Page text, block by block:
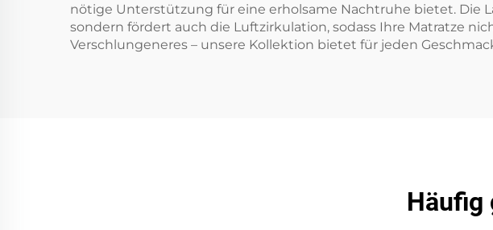
nötige Unterstützung für eine erholsame Nachtruhe bietet. Die
sondern fördert auch die Luftzirkulation, sodass Ihre Matratze
Verschlungeneres – unsere Kollektion bietet für jeden
Häufig